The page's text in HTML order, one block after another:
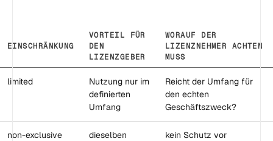
EINSCHRÄNKUNG
VORTEIL FÜR
DEN
LIZENZGEBER
WORAUF DER
LIZENZNEHMER ACHTEN
MUSS
limited
Nutzung nur im
definierten
Umfang
Reicht der Umfang für
den echten
Geschäftszweck?
non-exclusive
dieselben
kein Schutz vor